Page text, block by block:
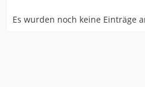
Es wurden noch keine Einträge